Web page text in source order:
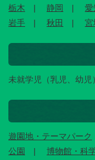
栃木
静岡 愛
岩手
秋田 宮
未就学児（乳児、幼
遊園地・テーマパーク
公園
博物館・科